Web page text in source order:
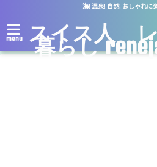
海! 温泉! 自然! おしゃれに
menu スイス人
暮らし